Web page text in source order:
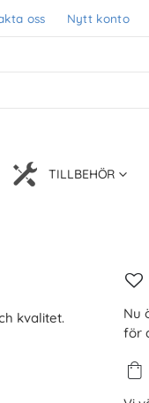
oss Nytt konto
TILLBEHÖR
kvalitet.
Nu
för